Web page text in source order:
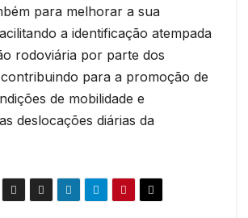
para melhorar a sua
a identificação atempada
rodoviária por parte dos
para a promoção de
de mobilidade e
deslocações diárias da